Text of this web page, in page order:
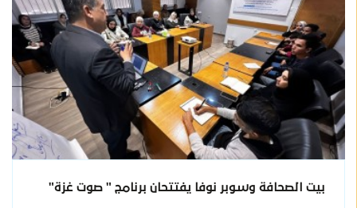
بيت الصحافة وسوبر نوفا يفتتحان برنامج " صوت غزة"